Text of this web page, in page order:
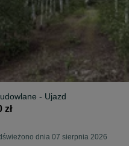
Działki Budowlane - Ujazd
zł
dnia 07 sierpnia 2026